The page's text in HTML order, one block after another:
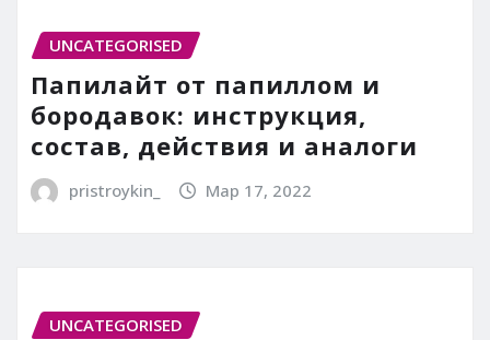
UNCATEGORISED
Папилайт от папиллом и
бородавок: инструкция,
состав, действия и аналоги
pristroykin_ Мар 17, 2022
UNCATEGORISED